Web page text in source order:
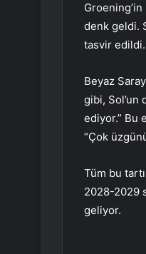
denk geldi.
tasvir edildi.
Beyaz
gibi,
ediyor.” Bu
“Çok
Tüm bu
2028-2029
geliyor.